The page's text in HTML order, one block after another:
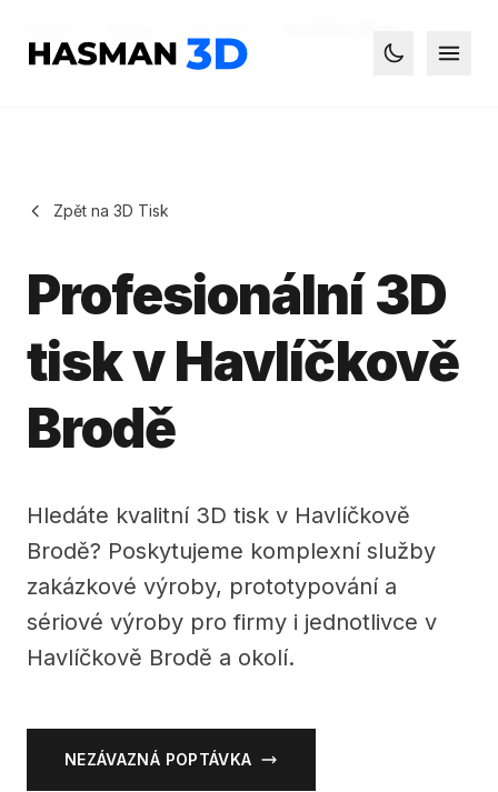
Hasman3D - 3D tisk
Zpět na 3D Tisk
Profesionální 3D
tisk v Havlíčkově
Brodě
Hledáte kvalitní 3D tisk v Havlíčkově
Brodě? Poskytujeme komplexní služby
zakázkové výroby, prototypování a
sériové výroby pro firmy i jednotlivce v
Havlíčkově Brodě a okolí.
NEZÁVAZNÁ POPTÁVKA